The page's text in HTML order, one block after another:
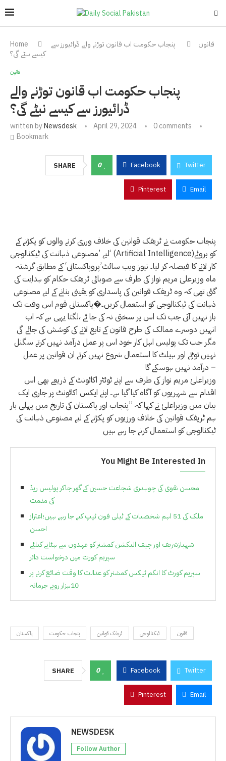
Home قانون
پنجاب حکومت اب قانون توڑنے والے ڈرائیورز سے
کیسے نبٹے گی؟
قانون
پنجاب حکومت اب قانون توڑنے والے
ڈرائیورز سے کیسے نبٹے گی؟
written byNewsdesk April 29, 2024
0 comments
Bookmark
SHARE 0 Facebook Twitter
Pinterest Email
پنجاب حکومت نے ٹریفک قوانین کی خلاف ورزی کرنے والوں کو پکڑنے کے
لیے ’مصنوعی ذہانت کی ٹیکنالوجی‘ (Artificial Intelligence)کو بروئے
کار لانے کا فیصلہ کر لیا۔ نیوز ویب سائٹ’پروپاکستانی‘ کے مطابق گزشتہ
ماہ وزیرعلیٰ مریم نواز کی طرف سے صوبائی ٹریفک حکام کو ہدایت کی
گئی تھی کہ وہ ٹریفک قوانین کی پاسداری کو یقینی بنانے کے لیے مصنوعی
ذہانت کی ٹیکنالوجی کو استعمال کریں۔�پاکستانی قوم اس وقت تک
باز نہیں آتی جب تک اس پر سختی نہ کی جا ئے ،لگتا یہی ہے کہ اب
انہیں دوسرے ممالک کی طرح قانون کے تابع لانے کی کوشش کی جائے گی
مگر جب تک پولیس اہل کار خود اس پر عمل درآمد نہیں کرتے سگنل
نہیں توڑتے اور ہیلٹ کا استعمال شروع نہیں کرتے ان قوانین پر عمل
درآمد نہیں ہوسکے گا –
وزیراعلیٰ مریم نواز کی طرف سے اپنے ٹوئٹر اکائونٹ کے ذریعے بھی اس
اقدام سے شہریوں کو آگاہ کیا گیا ہے۔ اپنے ایکس اکائونٹ پر جاری ایک
بیان میں وزیراعلیٰ نے کہا کہ ’’پنجاب اور پاکستان کی تاریخ میں پہلی بار
ہم ٹریفک قوانین کی خلاف ورزیوں کو پکڑنے کے لیے مصنوعی ذہانت کی
ٹیکنالوجی کو استعمال کرنے جا رہے ہیں
You Might Be Interested In
محسن نقوی کی چوہدری شجاعت حسین کے گھر جاکر پولیس ریڈ
کی مذمت
ملک کی 51 اہم شخصیات کے ٹیلی فون ٹیپ کیے جا رہے ہیں؛اعتزاز
احسن
شہبازشریف اور چیف الیکشن کمشنر کو عہدوں سے ہٹانے کیلئے
سپریم کورٹ میں درخواست دائر
سپریم کورٹ کا انکم ٹیکس کمشنر کو عدالت کا وقت ضائع کرنے پر
10ہزار روپے جرمانہ
پاکستان پنجاب حکومت ٹریفک قوانین ٹیکنالوجی قانون
SHARE 0 Facebook Twitter
Pinterest Email
NEWSDESK
Follow Author